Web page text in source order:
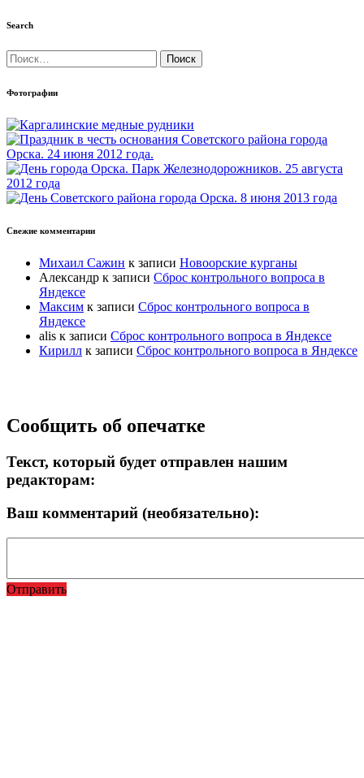
Search
Найти:
Фотографии
Свежие комментарии
Михаил Сажин к записи Новоорские курганы
Александр к записи Сброс контрольного вопроса в
Яндексе
Максим к записи Сброс контрольного вопроса в
Яндексе
alis к записи Сброс контрольного вопроса в Яндексе
Кирилл к записи Сброс контрольного вопроса в Яндексе
Прокрутка
вверх
Сообщить об опечатке
Текст, который будет отправлен нашим
редакторам:
Ваш комментарий (необязательно):
Отправить